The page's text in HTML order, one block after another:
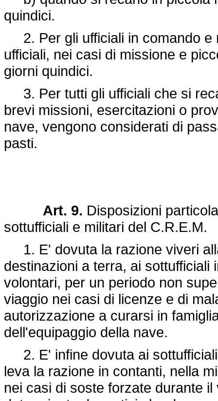
quindici.
2. Per gli ufficiali in comando e
ufficiali, nei casi di missione e
giorni quindici.
3. Per tutti gli ufficiali che si
brevi missioni, esercitazioni o
nave, vengono considerati di
pasti.
Art. 9. Disposizioni
sottufficiali e militari del C.R.E.M.
1. E' dovuta la razione viveri
destinazioni a terra, ai
volontari, per un periodo non
viaggio nei casi di licenze e di
autorizzazione a curarsi in
dell'equipaggio della nave.
2. E' infine dovuta ai
leva la razione in contanti, nella
nei casi di soste forzate durante